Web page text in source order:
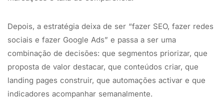
Depois, a estratégia deixa de ser “fazer SEO, fazer redes
sociais e fazer Google Ads” e passa a ser uma
combinação de decisões: que segmentos priorizar, que
proposta de valor destacar, que conteúdos criar, que
landing pages construir, que automações activar e que
indicadores acompanhar semanalmente.